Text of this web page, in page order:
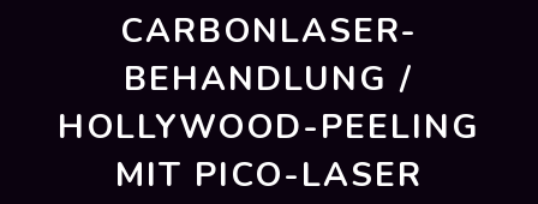
CARBONLASER-
BEHANDLUNG /
HOLLYWOOD-PEELING
MIT PICO-LASER